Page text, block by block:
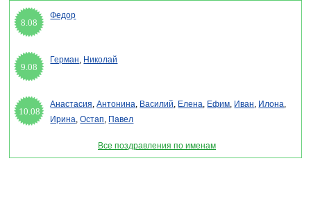
8.08
Федор
9.08
Герман, Николай
10.08
Анастасия,Антонина, Василий, Елена, Ефим, Иван, Илона,
Ирина,Остап, Павел
Все поздравления по именам